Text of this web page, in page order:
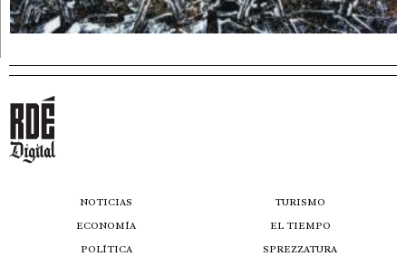
NOTICIAS
ECONOMÍA
POLÍTICA
TURISMO
EL TIEMPO
SPREZZATURA